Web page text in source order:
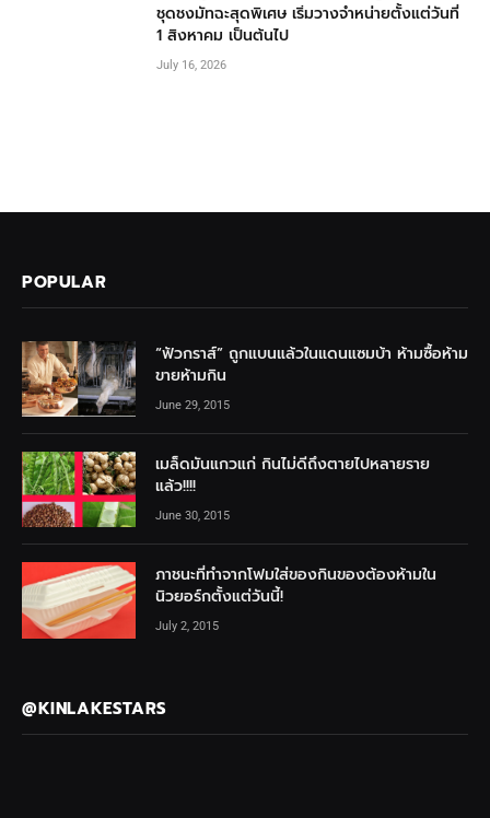
ชุดชงมัทฉะสุดพิเศษ เริ่มวางจำหน่ายตั้งแต่วันที่
1 สิงหาคม เป็นต้นไป
July 16, 2026
POPULAR
“ฟัวกราส์” ถูกแบนแล้วในแดนแซมบ้า ห้ามซื้อห้าม
ขายห้ามกิน
June 29, 2015
เมล็ดมันแกวแก่ กินไม่ดีถึงตายไปหลายราย
แล้ว!!!!
June 30, 2015
ภาชนะที่ทำจากโฟมใส่ของกินของต้องห้ามใน
นิวยอร์กตั้งแต่วันนี้!
July 2, 2015
@KINLAKESTARS